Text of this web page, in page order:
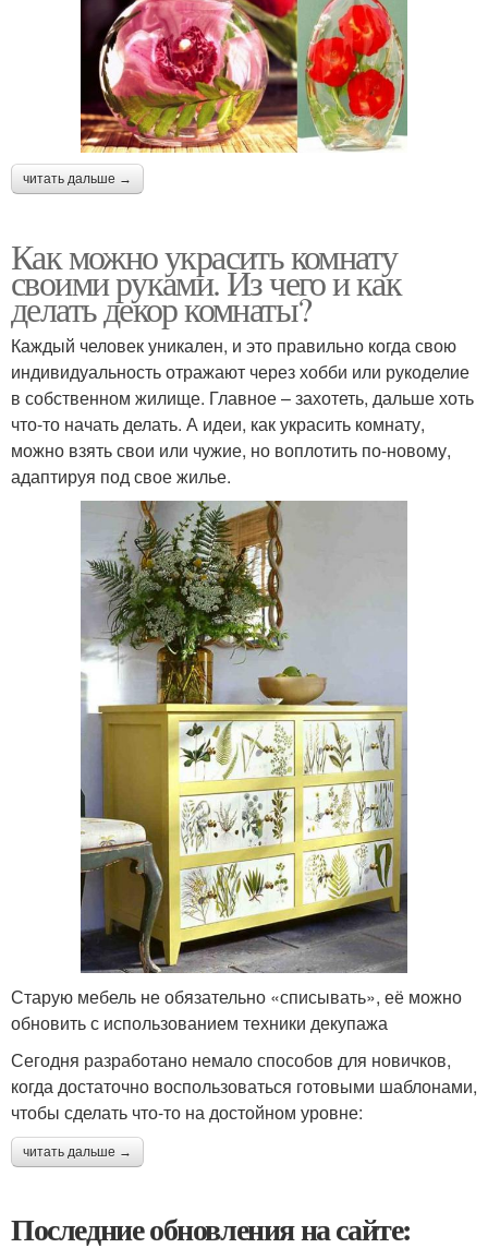
читать дальше →
Как можно украсить комнату
своими руками. Из чего и как
делать декор комнаты?
Каждый человек уникален, и это правильно когда свою
индивидуальность отражают через хобби или рукоделие
в собственном жилище. Главное – захотеть, дальше хоть
что-то начать делать. А идеи, как украсить комнату,
можно взять свои или чужие, но воплотить по-новому,
адаптируя под свое жилье.
Старую мебель не обязательно «списывать», её можно
обновить с использованием техники декупажа
Сегодня разработано немало способов для новичков,
когда достаточно воспользоваться готовыми шаблонами,
чтобы сделать что-то на достойном уровне:
читать дальше →
Последние обновления на сайте: